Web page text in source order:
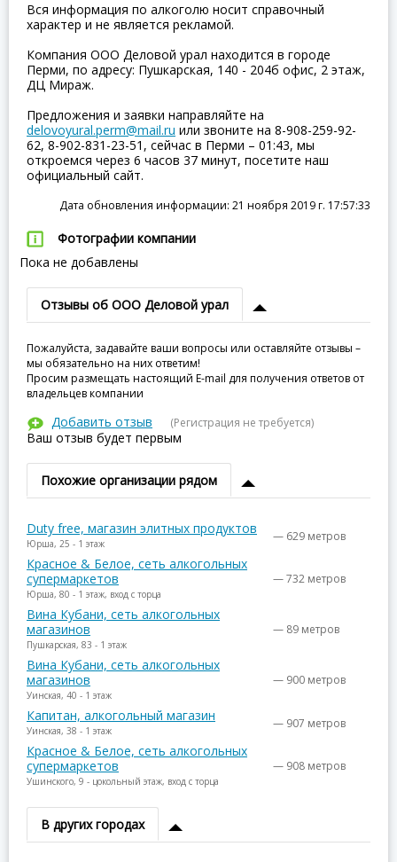
Вся информация по алкоголю носит справочный
характер и не является рекламой.
Компания ООО Деловой урал находится в городе
Перми, по адресу: Пушкарская, 140 - 204б офис, 2 этаж,
ДЦ Мираж.
Предложения и заявки направляйте на
delovoyural.perm@mail.ru или звоните на 8-908-259-92-
62, 8-902-831-23-51, сейчас в Перми – 01:43, мы
откроемся через 6 часов 37 минут, посетите наш
официальный сайт.
Дата обновления информации: 21 ноября 2019 г. 17:57:33
Фотографии компании
Пока не добавлены
Отзывы об ООО Деловой урал
Пожалуйста, задавайте ваши вопросы или оставляйте отзывы –
мы обязательно на них ответим!
Просим размещать настоящий E-mail для получения ответов от
владельцев компании
Добавить отзыв (Регистрация не требуется)
Ваш отзыв будет первым
Похожие организации рядом
Duty free, магазин элитных продуктов
Юрша, 25 - 1 этаж — 629 метров
Красное & Белое, сеть алкогольных
супермаркетов
Юрша, 80 - 1 этаж, вход с торца
— 732 метров
Вина Кубани, сеть алкогольных
магазинов
Пушкарская, 83 - 1 этаж
— 89 метров
Вина Кубани, сеть алкогольных
магазинов
Уинская, 40 - 1 этаж
— 900 метров
Капитан, алкогольный магазин
Уинская, 38 - 1 этаж — 907 метров
Красное & Белое, сеть алкогольных
супермаркетов
Ушинского, 9 - цокольный этаж, вход с торца
— 908 метров
В других городах